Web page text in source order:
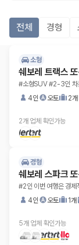
전체 경형
소형
쉐보레 트랙스
#소형SUV #2-3인 차
4인
오토 2개
2개 업체 확인가능
경형
쉐보레 스파크
#2인 이번 여행은 경제
4인
오토 1개
5개 업체 확인가능